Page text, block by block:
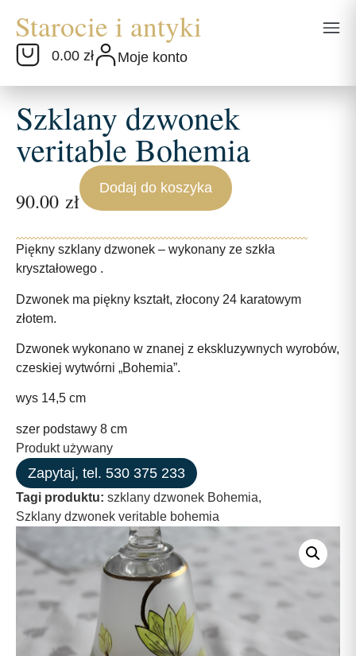
0.00 zł Moje konto
Szklany dzwonek
veritable Bohemia
90.00 zł
Dodaj do koszyka
Piękny szklany dzwonek – wykonany ze szkła
kryształowego .
Dzwonek ma piękny kształt, złocony 24 karatowym
złotem.
Dzwonek wykonano w znanej z ekskluzywnych wyrobów,
czeskiej wytwórni „Bohemia”.
wys 14,5 cm
szer podstawy 8 cm
Produkt używany
Zapytaj, tel. 530 375 233
Tagi produktu: szklany dzwonek Bohemia,
Szklany dzwonek veritable bohemia